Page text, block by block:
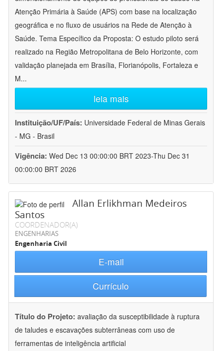
Atenção Primária à Saúde (APS) com base na localização
geográfica e no fluxo de usuários na Rede de Atenção à
Saúde. Tema Específico da Proposta: O estudo piloto será
realizado na Região Metropolitana de Belo Horizonte, com
validação planejada em Brasília, Florianópolis, Fortaleza e
M...
leia mais
Instituição/UF/País: Universidade Federal de Minas Gerais
- MG - Brasil
Vigência: Wed Dec 13 00:00:00 BRT 2023-Thu Dec 31
00:00:00 BRT 2026
Allan Erlikhman Medeiros
Santos
COORDENADOR(A)
ENGENHARIAS
Engenharia Civil
E-mail
Currículo
Título do Projeto: avaliação da susceptibilidade à ruptura
de taludes e escavações subterrâneas com uso de
ferramentas de inteligência artificial